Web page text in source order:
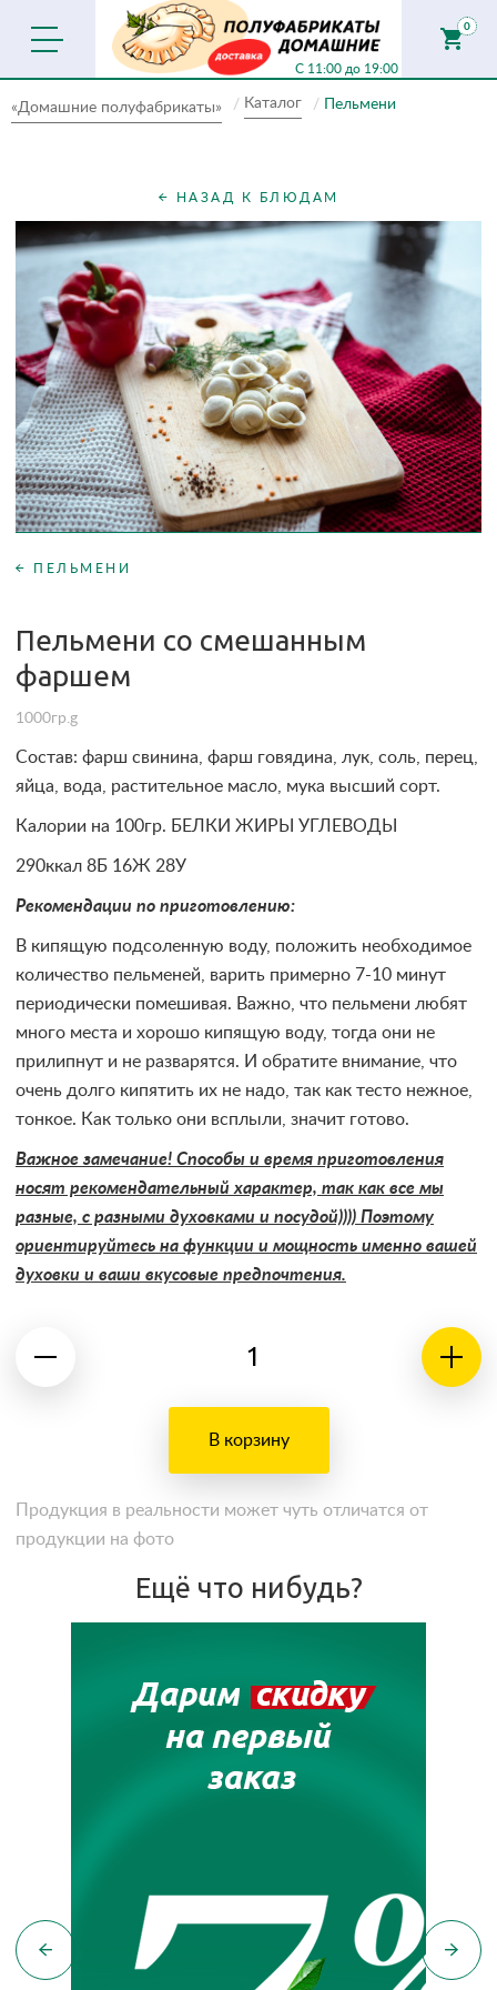
С 11:00 до 19:00
0
shopping_cart
«Домашние полуфабрикаты» Каталог Пельмени
НАЗАД К БЛЮДАМ
ПЕЛЬМЕНИ
Пельмени со смешанным
фаршем
1000гр.g
Состав: фарш свинина, фарш говядина, лук, соль, перец,
яйца, вода, растительное масло, мука высший сорт.
Калории на 100гр. БЕЛКИ ЖИРЫ УГЛЕВОДЫ
290ккал 8Б 16Ж 28У
Рекомендации по приготовлению:
В кипящую подсоленную воду, положить необходимое
количество пельменей, варить примерно 7-10 минут
периодически помешивая. Важно, что пельмени любят
много места и хорошо кипящую воду, тогда они не
прилипнут и не разварятся. И обратите внимание, что
очень долго кипятить их не надо, так как тесто нежное,
тонкое. Как только они всплыли, значит готово.
Важное замечание! Способы и время приготовления
носят рекомендательный характер, так как все мы
разные, с разными духовками и посудой)))) Поэтому
ориентируйтесь на функции и мощность именно вашей
духовки и ваши вкусовые предпочтения.
В корзину
Продукция в реальности может чуть отличатся от
продукции на фото
Ещё что нибудь?